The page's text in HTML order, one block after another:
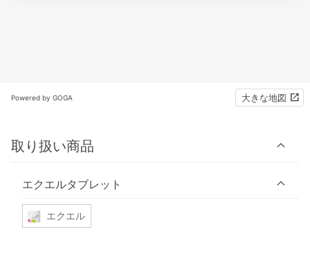
Powered by GOGA 大きな地図
取り扱い商品
エクエルタブレット
エクエル